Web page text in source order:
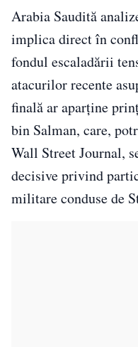
Arabia Saudită
implica direct în
fondul escaladării
atacurilor recente
finală ar aparține
bin Salman, care,
Wall Street Journal,
decisive privind
militare conduse de